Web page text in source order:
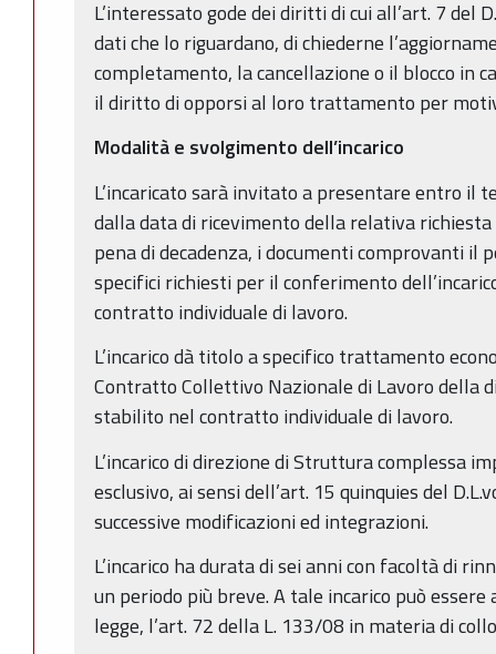
L’interessato gode dei diritti di cui all’art. 7 del
dati che lo riguardano, di chiederne
completamento, la cancellazione o il blocco in
il diritto di opporsi al loro trattamento per
Modalità e svolgimento dell’incarico
L’incaricato sarà invitato a presentare entro il
dalla data di ricevimento della relativa
pena di decadenza, i documenti comprovanti il
specifici richiesti per il conferimento
contratto individuale di lavoro.
L’incarico dà titolo a specifico trattamento
Contratto Collettivo Nazionale di Lavoro della
stabilito nel contratto individuale di lavoro.
L’incarico di direzione di Struttura complessa
esclusivo, ai sensi dell’art. 15 quinquies del
successive modificazioni ed integrazioni.
L’incarico ha durata di sei anni con facoltà di
un periodo più breve. A tale incarico può
legge, l’art. 72 della L. 133/08 in materia di